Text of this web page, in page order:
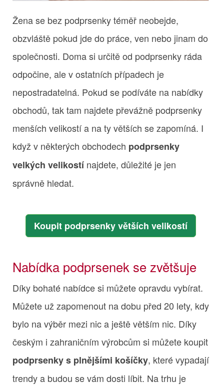
Žena se bez podprsenky téměř neobejde,
obzvláště pokud jde do práce, ven nebo jinam do
společnosti. Doma si určitě od podprsenky ráda
odpočine, ale v ostatních případech je
nepostradatelná. Pokud se podíváte na nabídky
obchodů, tak tam najdete převážně podprsenky
menších velikostí a na ty větších se zapomíná. I
když v některých obchodech podprsenky
velkých velikostí najdete, důležité je jen
správně hledat.
Koupit podprsenky větších velikostí
Nabídka podprsenek se zvětšuje
Díky bohaté nabídce si můžete opravdu vybírat.
Můžete už zapomenout na dobu před 20 lety, kdy
bylo na výběr mezi nic a ještě větším nic. Díky
českým i zahraničním výrobcům si můžete koupit
podprsenky s plnějšími košíčky, které vypadají
trendy a budou se vám dosti líbit. Na trhu je